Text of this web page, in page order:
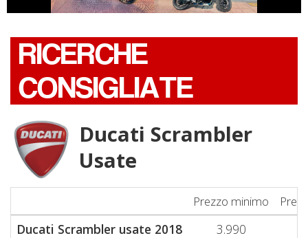
RICERCHE
CONSIGLIATE
Ducati Scrambler
Usate
Prezzo minimo
Ducati Scrambler usate 2018 3.990